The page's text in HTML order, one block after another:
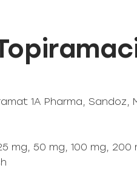
1A Pharma, Sandoz,
mg, 50 mg, 100 mg, 200